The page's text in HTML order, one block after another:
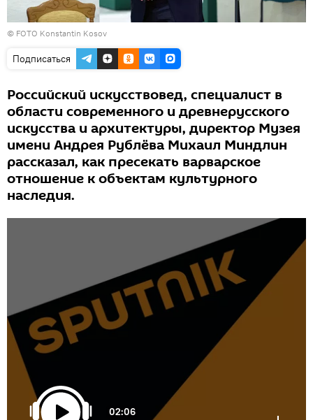
© FOTO Konstantin Kosov
Подписаться
Российский искусствовед, специалист в
области современного и древнерусского
искусства и архитектуры, директор Музея
имени Андрея Рублёва Михаил Миндлин
рассказал, как пресекать варварское
отношение к объектам культурного
наследия.
02:06